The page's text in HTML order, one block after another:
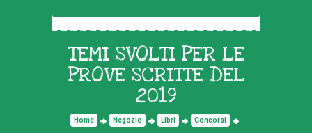
TEMI SVOLTI PER LE
PROVE SCRITTE DEL
2019
Home Negozio Libri Concorsi